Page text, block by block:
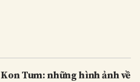
Kon Tum: những hình ảnh về